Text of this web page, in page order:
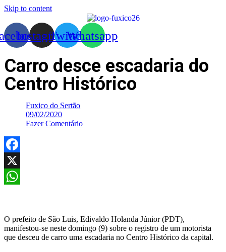
Skip to content
InstagramTwitterWhatsapp
Carro desce escadaria do
Centro Histórico
Fuxico do Sertão
09/02/2020
Fazer Comentário
Facebook
X
O prefeito de São Luis, Edivaldo Holanda Júnior (PDT),
manifestou-se neste domingo (9) sobre o registro de um motorista
que desceu de carro uma escadaria no Centro Histórico da capital.